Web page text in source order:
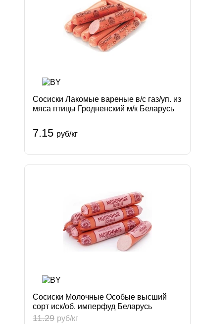
Сосиски Лакомые вареные в/с газ/уп. из
мяса птицы Гродненский м/к Беларусь
7.15 руб/кг
Сосиски Молочные Особые высший
сорт иск/об. имперфуд Беларусь
11.29 руб/кг